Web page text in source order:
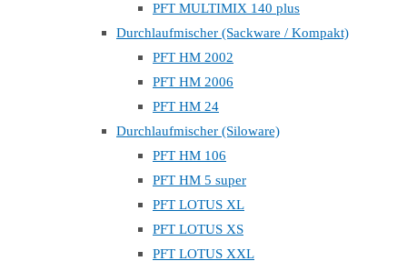
PFT MULTIMIX 140 plus
Durchlaufmischer (Sackware / Kompakt)
PFT HM 2002
PFT HM 2006
PFT HM 24
Durchlaufmischer (Siloware)
PFT HM 106
PFT HM 5 super
PFT LOTUS XL
PFT LOTUS XS
PFT LOTUS XXL